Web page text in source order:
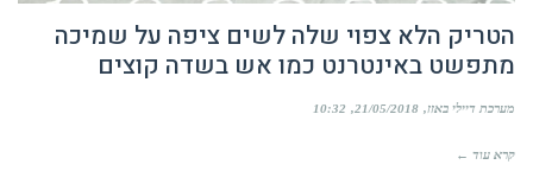
הטריק הלא צפוי שלה לשים ציפה על שמיכה
מתפשט באינטרנט כמו אש בשדה קוצים
מערכת דיילי באזז 21/05/2018
10:32
קרא עוד ←